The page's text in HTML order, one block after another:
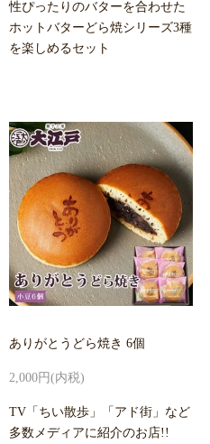
性ぴったりのバターを合わせた
ホットバターどら焼シリーズ3種
を楽しめるセット
ありがとうどら焼き 6個
2,000円(内税)
TV「ちい散歩」「アド街」など
多数メディアに紹介のお店!!